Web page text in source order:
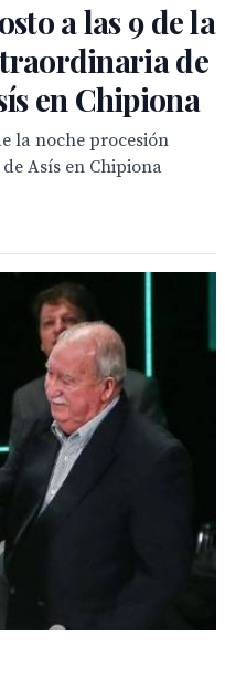
a las 9 de la
de
en Chipiona
la noche procesión
Asís en Chipiona